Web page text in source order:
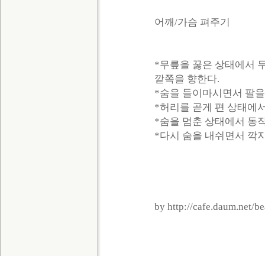
어깨/가슴 펴주기
*무릎을 꿇은 상태에서
깥쪽을 향한다.
*숨을 들이마시면서 팔
*허리를 곧게 편 상태에
*숨을 멈춘 상태에서 동
*다시 숨을 내쉬면서 깍
by http://cafe.daum.net/